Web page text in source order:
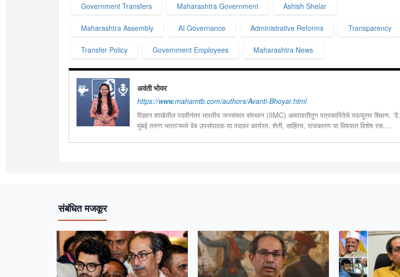
Government Transfers Maharashtra Government Ashish Shelar
Maharashtra Assembly AI Governance Administrative Reforms Transparency
Transfer Policy Government Employees Maharashtra News
अवंती भोयर
https://www.mahamtb.com/authors/Avanti-Bhoyar.html
विज्ञान शाखेतील पदवीनंतर भारतीय जनसंचार संस्थान (IIMC) अमरावतीतून पत्रकारितेचे पदव्युत्तर शिक्षण. 'दै.
मुंबई तरुण भारत'मध्ये वेब उपसंपादक या पदावर कार्यरत. शेती, साहित्य, राजकारण या विषयात विशेष रस.
संबंधित मजकूर